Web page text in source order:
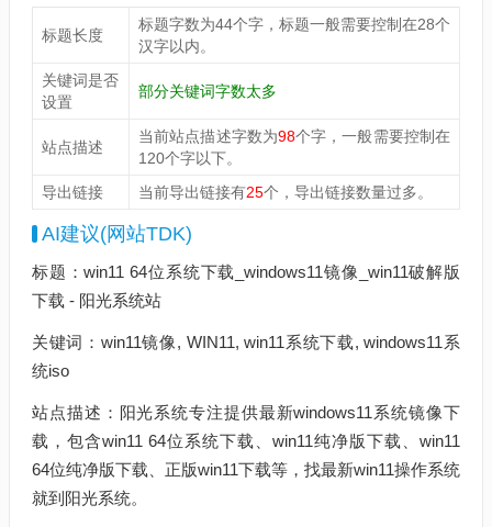
标题长度
标题字数为44个字，标题一般需要控制在28个
汉字以内。
关键词是否
设置
部分关键词字数太多
站点描述
当前站点描述字数为98个字，一般需要控制在
120个字以下。
导出链接
当前导出链接有25个，导出链接数量过多。
AI建议(网站TDK)
标题：win11 64位系统下载_windows11镜像_win11破解版
下载 - 阳光系统站
关键词：win11镜像, WIN11, win11系统下载, windows11系
统iso
站点描述：阳光系统专注提供最新windows11系统镜像下
载，包含win11 64位系统下载、win11纯净版下载、win11
64位纯净版下载、正版win11下载等，找最新win11操作系统
就到阳光系统。